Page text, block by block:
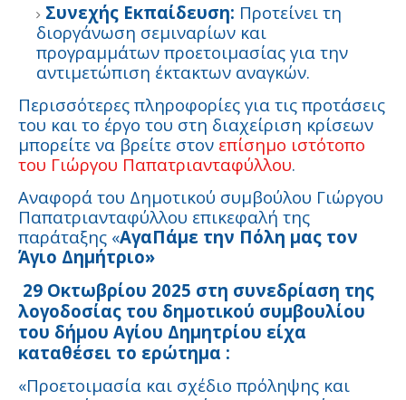
Συνεχής Εκπαίδευση: Προτείνει τη
διοργάνωση σεμιναρίων και
προγραμμάτων προετοιμασίας για την
αντιμετώπιση έκτακτων αναγκών.
Περισσότερες πληροφορίες για τις προτάσεις
του και το έργο του στη διαχείριση κρίσεων
μπορείτε να βρείτε στον επίσημο ιστότοπο
του Γιώργου Παπατριανταφύλλου.
Αναφορά του Δημοτικού συμβούλου Γιώργου
Παπατριανταφύλλου επικεφαλή της
παράταξης «ΑγαΠάμε την Πόλη μας τον
Άγιο Δημήτριο»
29 Οκτωβρίου 2025 στη συνεδρίαση της
λογοδοσίας του δημοτικού συμβουλίου
του δήμου Αγίου Δημητρίου είχα
καταθέσει το ερώτημα :
«Προετοιμασία και σχέδιο πρόληψης και